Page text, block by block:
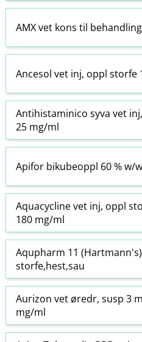
AMX vet kons til
Ancesol vet inj, oppl storfe
Antihistaminico syva vet
25 mg/ml
Apifor bikubeoppl 60 % w​/​w
Aquacycline vet inj, oppl
180 mg/ml
Aqupharm 11
storfe,hest,sau
Aurizon vet øredr, susp 3
mg/ml